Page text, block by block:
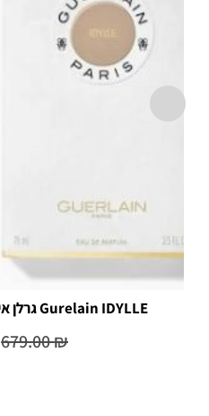
Gurelain IDYLLE גרלן איידיל לאישה 75 מ"ל א.ד.פ
679.00₪